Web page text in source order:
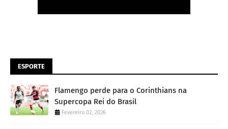
ESPORTE
Flamengo perde para o Corinthians na
Supercopa Rei do Brasil
Fevereiro 02, 2026